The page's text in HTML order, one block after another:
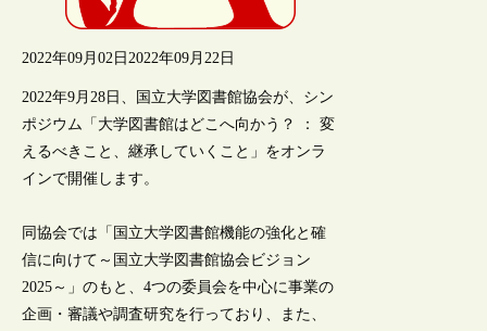
2022年09月02日 2022年09月22日
2022年9月28日、国立大学図書館協会が、シン
ポジウム「大学図書館はどこへ向かう？ ： 変
えるべきこと、継承していくこと」をオンラ
インで開催します。
同協会では「国立大学図書館機能の強化と確
信に向けて～国立大学図書館協会ビジョン
2025～」のもと、4つの委員会を中心に事業の
企画・審議や調査研究を行っており、また、